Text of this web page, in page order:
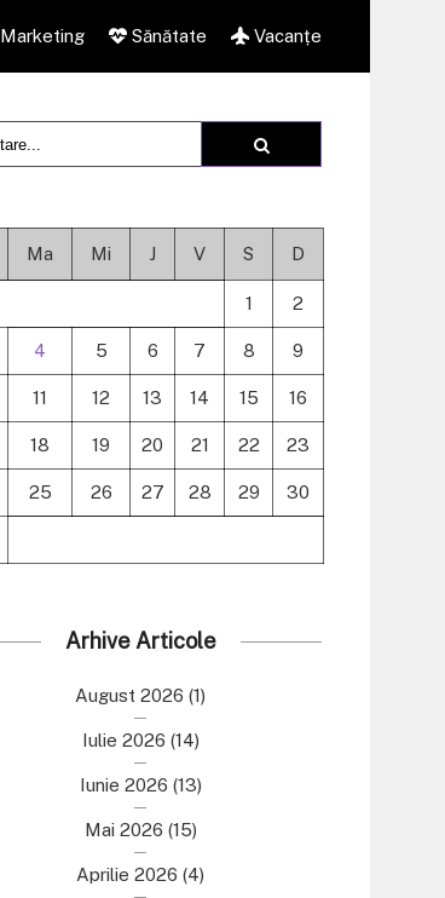
Marketing Sănătate Vacanțe
Ma Mi J V S D
1 2
4 5 6 7 8 9
11 12 13 14 15 16
18 19 20 21 22 23
25 26 27 28 29 30
Arhive Articole
August 2026 (1)
Iulie 2026 (14)
Iunie 2026 (13)
Mai 2026 (15)
Aprilie 2026 (4)